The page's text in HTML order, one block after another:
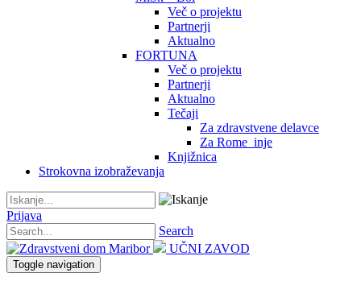
Več o projektu
Partnerji
Aktualno
FORTUNA
Več o projektu
Partnerji
Aktualno
Tečaji
Za zdravstvene delavce
Za Rome_inje
Knjižnica
Strokovna izobraževanja
Prijava
Search
UČNI ZAVOD
Toggle navigation